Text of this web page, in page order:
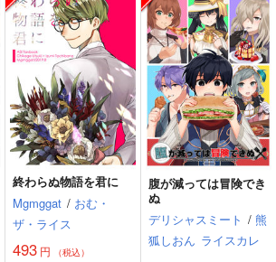
終わらぬ物語を君に
Mgmggat / おむ・
ザ・ライス
493 円 （税込）
腹が減っては冒険でき
ぬ
デリシャスミート / 熊
狐しおん ライスカレ